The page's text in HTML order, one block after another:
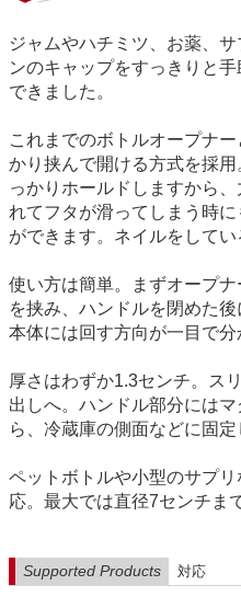
ジャムやハチミツ、お薬、
ンのキャップをすっきりと
できました。
これまでのボトルオープナ
かり挟んで開ける方式を採
っかりホールドしますから
れてフタが滑ってしまう時
ができます。ネイルをしてい
使い方は簡単。まずオープ
を挟み、ハンドルを閉めた
本体には回す方向が一目で分
厚さはわずか1.3センチ。ス
出しへ。ハンドル部分には
ら、冷蔵庫の側面などに固定
ペットボトルや小型のサプ
応。最大では直径7センチま
Supported Products 対応